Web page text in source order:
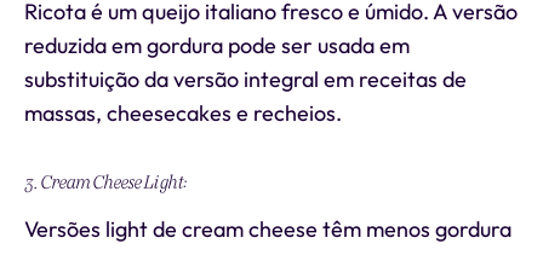
Ricota é um queijo italiano fresco e úmido. A versão
reduzida em gordura pode ser usada em
substituição da versão integral em receitas de
massas, cheesecakes e recheios.
3. Cream Cheese Light:
Versões light de cream cheese têm menos gordura